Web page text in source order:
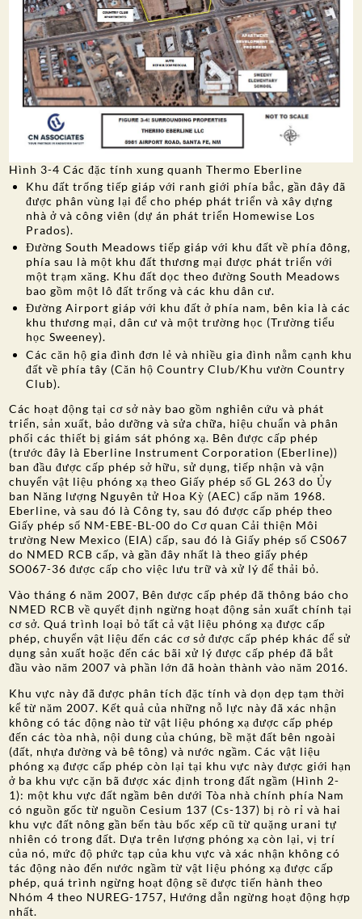
Hình 3-4 Các đặc tính xung quanh Thermo Eberline
Khu đất trống tiếp giáp với ranh giới phía bắc, gần đây đã
được phân vùng lại để cho phép phát triển và xây dựng
nhà ở và công viên (dự án phát triển Homewise Los
Prados).
Đường South Meadows tiếp giáp với khu đất về phía đông,
phía sau là một khu đất thương mại được phát triển với
một trạm xăng. Khu đất dọc theo đường South Meadows
bao gồm một lô đất trống và các khu dân cư.
Đường Airport giáp với khu đất ở phía nam, bên kia là các
khu thương mại, dân cư và một trường học (Trường tiểu
học Sweeney).
Các căn hộ gia đình đơn lẻ và nhiều gia đình nằm cạnh khu
đất về phía tây (Căn hộ Country Club/Khu vườn Country
Club).
Các hoạt động tại cơ sở này bao gồm nghiên cứu và phát
triển, sản xuất, bảo dưỡng và sửa chữa, hiệu chuẩn và phân
phối các thiết bị giám sát phóng xạ. Bên được cấp phép
(trước đây là Eberline Instrument Corporation (Eberline))
ban đầu được cấp phép sở hữu, sử dụng, tiếp nhận và vận
chuyển vật liệu phóng xạ theo Giấy phép số GL 263 do Ủy
ban Năng lượng Nguyên tử Hoa Kỳ (AEC) cấp năm 1968.
Eberline, và sau đó là Công ty, sau đó được cấp phép theo
Giấy phép số NM-EBE-BL-00 do Cơ quan Cải thiện Môi
trường New Mexico (EIA) cấp, sau đó là Giấy phép số CS067
do NMED RCB cấp, và gần đây nhất là theo giấy phép
SO067-36 được cấp cho việc lưu trữ và xử lý để thải bỏ.
Vào tháng 6 năm 2007, Bên được cấp phép đã thông báo cho
NMED RCB về quyết định ngừng hoạt động sản xuất chính tại
cơ sở. Quá trình loại bỏ tất cả vật liệu phóng xạ được cấp
phép, chuyển vật liệu đến các cơ sở được cấp phép khác để sử
dụng sản xuất hoặc đến các bãi xử lý được cấp phép đã bắt
đầu vào năm 2007 và phần lớn đã hoàn thành vào năm 2016.
Khu vực này đã được phân tích đặc tính và dọn dẹp tạm thời
kể từ năm 2007. Kết quả của những nỗ lực này đã xác nhận
không có tác động nào từ vật liệu phóng xạ được cấp phép
đến các tòa nhà, nội dung của chúng, bề mặt đất bên ngoài
(đất, nhựa đường và bê tông) và nước ngầm. Các vật liệu
phóng xạ được cấp phép còn lại tại khu vực này được giới hạn
ở ba khu vực cặn bã được xác định trong đất ngầm (Hình 2-
1): một khu vực đất ngầm bên dưới Tòa nhà chính phía Nam
có nguồn gốc từ nguồn Cesium 137 (Cs-137) bị rò rỉ và hai
khu vực đất nông gần bến tàu bốc xếp cũ từ quặng urani tự
nhiên có trong đất. Dựa trên lượng phóng xạ còn lại, vị trí
của nó, mức độ phức tạp của khu vực và xác nhận không có
tác động nào đến nước ngầm từ vật liệu phóng xạ được cấp
phép, quá trình ngừng hoạt động sẽ được tiến hành theo
Nhóm 4 theo NUREG-1757, Hướng dẫn ngừng hoạt động hợp
nhất.